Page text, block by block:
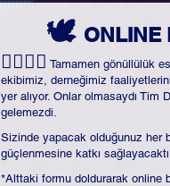
🕊️ ONLINE
👷‍♀️👷‍♂️ Tamamen gönüllülük
ekibimiz, derneğimiz
yer alıyor. Onlar olmasaydı Tim
gelemezdi.
Sizinde yapacak olduğunuz her
güçlenmesine katkı
*Alttaki formu doldurarak online